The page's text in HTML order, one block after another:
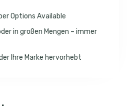
Options Available
in großen Mengen – immer
Ihre Marke hervorhebt